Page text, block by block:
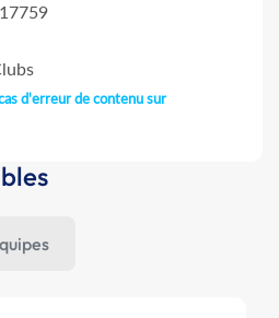
d'erreur de contenu sur